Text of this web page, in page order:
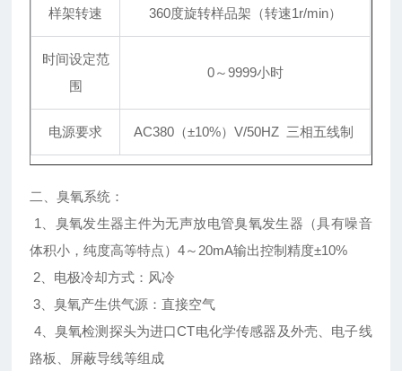
样架转速 360度旋转样品架（转速1r/min）
时间设定范
围
0～9999小时
电源要求 AC380（±10%）V/50HZ 三相五线制
二、臭氧系统：
1、臭氧发生器主件为无声放电管臭氧发生器（具有噪音
体积小，纯度高等特点）4～20mA输出控制精度±10%
2、电极冷却方式：风冷
3、臭氧产生供气源：直接空气
4、臭氧检测探头为进口CT电化学传感器及外壳、电子线
路板、屏蔽导线等组成